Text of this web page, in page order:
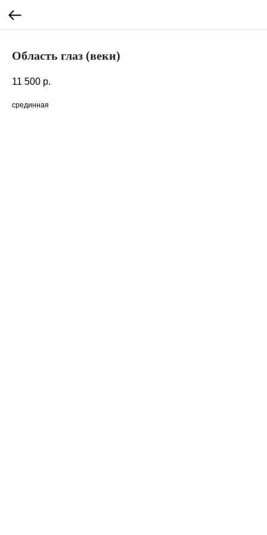
Область глаз (веки)
11 500 р.
срединная